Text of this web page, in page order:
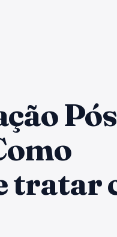
tratar